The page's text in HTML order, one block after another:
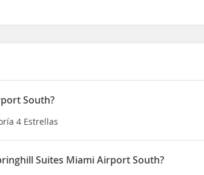
South?
4 Estrellas
Suites Miami Airport South?